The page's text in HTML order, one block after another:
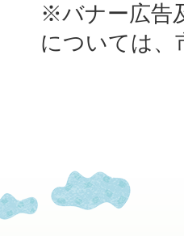
※バナー広告
については、